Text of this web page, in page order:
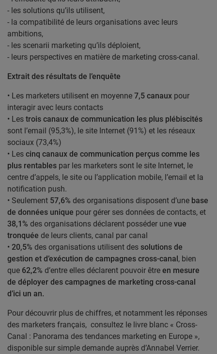
- les solutions qu’ils utilisent,
- la compatibilité de leurs organisations avec leurs
ambitions,
- les scenarii marketing qu’ils déploient,
- leurs perspectives en matière de marketing cross-canal.
Extrait des résultats de l’enquête
• Les marketers utilisent en moyenne 7,5 canaux pour
interagir avec leurs contacts
• Les trois canaux de communication les plus plébiscités
sont l’email (95,3%), le site Internet (91%) et les réseaux
sociaux (73,4%)
• Les cinq canaux de communication perçus comme les
plus rentables par les marketers sont le site Internet, le
centre d’appels, le site ou l’application mobile, l’email et la
notification push.
• Seulement 57,6% des organisations disposent d’une base
de données unique pour gérer ses données de contacts, et
38,1% des organisations déclarent posséder une vue
tronquée de leurs clients, canal par canal
• 20,5% des organisations utilisent des solutions de
gestion et d’exécution de campagnes cross-canal, bien
que 62,2% d’entre elles déclarent pouvoir être en mesure
de déployer des campagnes de marketing cross-canal
d’ici un an.
Pour découvrir plus de chiffres, et notamment les réponses
des marketers français, consultez le livre blanc « Cross-
Canal : Panorama des tendances marketing en Europe »,
disponible sur simple demande auprès d’Annabel Verrier.